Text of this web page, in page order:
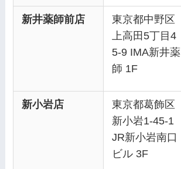
新井薬師前店
東京都中野区
上高田5丁目4
5-9 IMA新井薬
師 1F
新小岩店
東京都葛飾区
新⼩岩1-45-1
JR新小岩南口
ビル 3F